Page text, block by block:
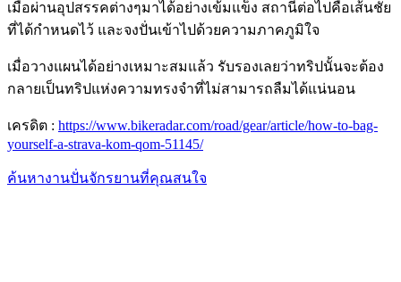
เมื่อผ่านอุปสรรคต่างๆมาได้อย่างเข้มแข็ง สถานีต่อไปคือเส้นชัย
ที่ได้กำหนดไว้ และจงปั่นเข้าไปด้วยความภาคภูมิใจ
เมื่อวางแผนได้อย่างเหมาะสมแล้ว รับรองเลยว่าทริปนั้นจะต้อง
กลายเป็นทริปแห่งความทรงจำที่ไม่สามารถลืมได้แน่นอน
เครดิต : https://www.bikeradar.com/road/gear/article/how-to-bag-
yourself-a-strava-kom-qom-51145/
ค้นหางานปั่นจักรยานที่คุณสนใจ